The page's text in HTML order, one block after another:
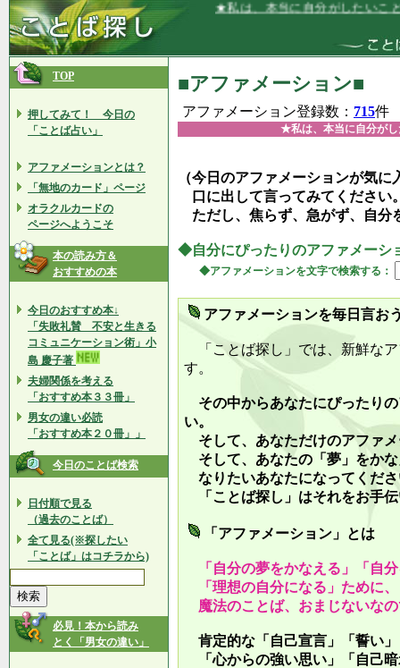
★私は、本当に自分がしたいことする自
TOP
押してみて！ 今日の
「ことば占い」
アファメーションとは？
「無地のカード」ページ
オラクルカードの
ページへようこそ
本の読み方＆
おすすめの本
今日のおすすめ本↓
「失敗礼賛 不安と生きる
コミュニケーション術」小
島 慶子著
夫婦関係を考える
「おすすめ本３３冊」
男女の違い必読
「おすすめ本２０冊」」
今日のことば検索
日付順で見る
（過去のことば）
全て見る(※探したい
「ことば」はコチラから)
必見！本から読み
とく「男女の違い」
■アファメーション■
アファメーション登録数： 715件
★私は、本当に自分が
（今日のアファメーションが気
口に出して言ってみてください
ただし、焦らず、急がず、自分
◆自分にぴったりのアファメーシ
◆アファメーションを文字で検索する：
アファメーションを毎日言お
「ことば探し」では、新鮮な
す。
その中からあなたにぴったり
い。
そして、あなただけのアファ
そして、あなたの「夢」をか
なりたいあなたになってくだ
「ことば探し」はそれをお手
「アファメーション」とは
「自分の夢をかなえる」「自
「理想の自分になる」ために
魔法のことば、おまじないな
肯定的な「自己宣言」「誓い
「心からの強い思い」「自己